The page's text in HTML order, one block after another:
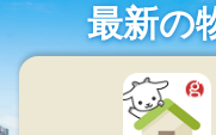
最新の